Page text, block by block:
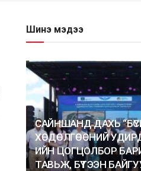
Шинэ мэдээ
САЙНШАНД ДАХЬ
ХӨДӨЛГӨӨНИЙ
ИЙН ЦОГЦОЛБОР
ТАВЬЖ, БҮТЭЭН